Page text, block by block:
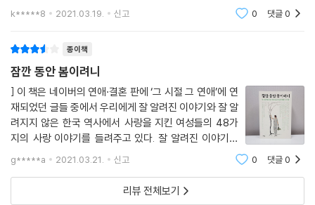
10월 10일, 장옥정이 이미 죽었다고 실록은 적고 있다. 그녀가 아들을 고자
의 딸로 자라나 타고난 미모로 중인 출신 궁녀에서 왕비의 자리까지 올라
갔다. 그들 가문은 오로지 실력으로 자신들의 지위를 개척해 나간 사람들
이었다. 그런데도 장옥정이 왕의 총애가 식은 것을 뻔히 알면서도 왕비를
제거하면 다시 그 자리를 차지할 수 있다고 믿었을까? 아니, 그럴 수 있다
고는 해도 왕비를 제거하는 수단으로 주술을 동원할 만큼 어리석었을까?
이 모든 일의 설계가 숙종의 뜻이었다면?
---「숙종으로 살고 숙종으로 죽은 - 장희빈」중에서
어우동의 처벌에 대해 과연 왜 사형까지 받았는가 하는 점이 의문으로 남
았다. 방산수가 낸 꾀가 문제였던 것 같다. 그는 거물을 끌어들이면 형이 낮
주인공으로 다양한 여인들이 등장한다. 지고지순한 사랑
k*****8 2021.03.19. 신고 0 댓글0
종이책
잠깐 동안 봄이려니
] 이 책은 네이버의 연애·결혼 판에 ‘그 시절 그 연애’에 연
재되었던 글들 중에서 우리에게 잘 알려진 이야기와 잘 알
려지지 않은 한국 역사에서 사랑을 지킨 여성들의 48가
지의 사랑 이야기를 들려주고 있다. 잘 알려진 이야기들
로는 심훈이 쓴 소설 ＜상록수＞의 여주 채영신의 실제
모델, 결혼도 미루고 농촌 계몽 운동에 힘쓰다 생을 마감
한 최용신의 사랑 이야기를 들려준다.
g*****a 2021.03.21. 신고 0 댓글0
리뷰 전체보기